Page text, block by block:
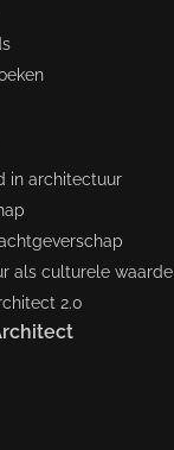
in architectuur
als culturele waarde
2.0